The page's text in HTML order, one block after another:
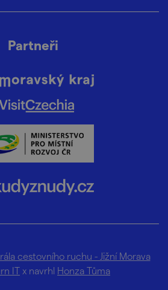
Partneři
cestovního ruchu - Jižní Morava
IT x navrhl Honza Tůma